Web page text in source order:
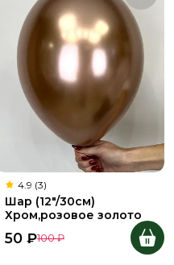
4.9 (3)
Шар (12"/30см)
Хром,розовое золото
50 ₽100 ₽